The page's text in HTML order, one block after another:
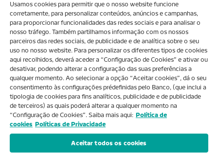
O MEU NOVOBANCO
Sobre nós
Ajuda e FAQs
Produtos e Serviços
Usamos cookies para permitir que o nosso website funcione
corretamente, para personalizar conteúdos, anúncios e campanhas,
para proporcionar funcionalidades das redes sociais e para analisar o
nosso tráfego. Também partilhamos informação com os nossos
parceiros das redes sociais, de publicidade e de analítica sobre o seu
uso no nosso website. Para personalizar os diferentes tipos de cookies
aqui recolhidos, deverá aceder a “Configuração de Cookies” e ativar ou
desativar, podendo alterar a configuração das suas preferências a
qualquer momento. Ao selecionar a opção “Aceitar cookies”, dá o seu
consentimento às configurações prédefinidas pelo Banco, (que inclui a
tipologia de cookies para fins analíticos, publicidade e de publicidade
de terceiros) as quais poderá alterar a qualquer momento na
“Configuração de Cookies”. Saiba mais aqui: Política de
cookies Políticas de Privacidade
Aceitar todos os cookies